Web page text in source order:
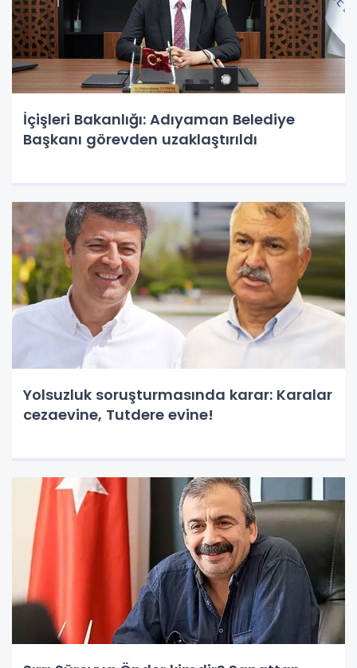
İçişleri Bakanlığı: Adıyaman Belediye
Başkanı görevden uzaklaştırıldı
Yolsuzluk soruşturmasında karar: Karalar
cezaevine, Tutdere evine!